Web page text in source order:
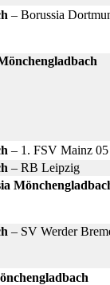
– Borussia
– 1. FSV Mainz 05
– RB Leipzig
– SV Werder